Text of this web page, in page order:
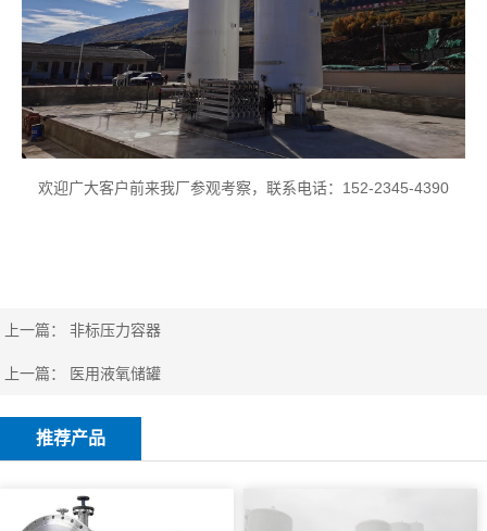
欢迎广大客户前来我厂参观考察，联系电话：152-2345-4390
上一篇：非标压力容器
上一篇： 医用液氧储罐
推荐产品